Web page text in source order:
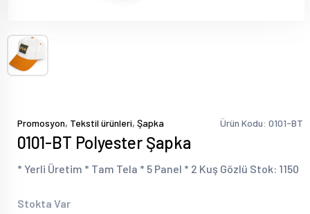
Promosyon, Tekstil ürünleri, Şapka Ürün Kodu: 0101-BT
0101-BT Polyester Şapka
* Yerli Üretim * Tam Tela * 5 Panel * 2 Kuş Gözlü Stok: 1150
Stokta Var